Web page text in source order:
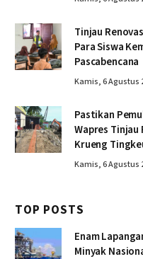
Tinjau
Para Siswa
Pascabencana
Kamis, 6 Agustus
Pastikan
Wapres
Krueng
Kamis, 6 Agustus
TOP POSTS
Enam
Minyak